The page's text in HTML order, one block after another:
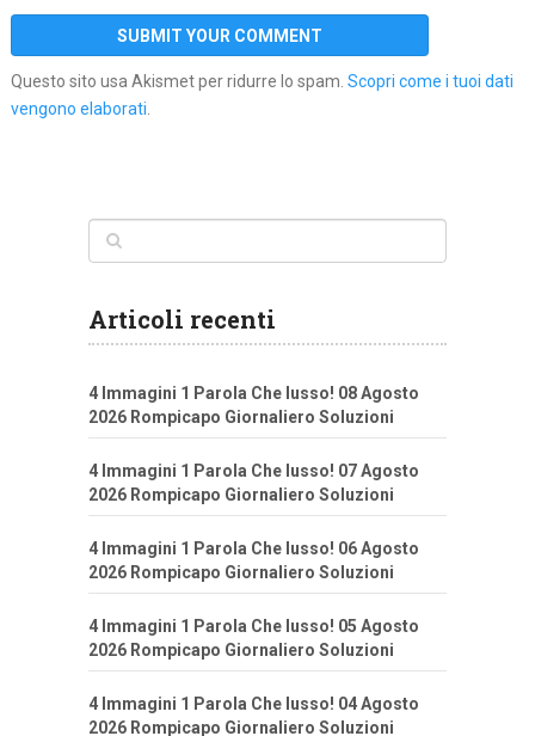
Questo sito usa Akismet per ridurre lo spam. Scopri come i tuoi dati
vengono elaborati.
Articoli recenti
4 Immagini 1 Parola Che lusso! 08 Agosto
2026 Rompicapo Giornaliero Soluzioni
4 Immagini 1 Parola Che lusso! 07 Agosto
2026 Rompicapo Giornaliero Soluzioni
4 Immagini 1 Parola Che lusso! 06 Agosto
2026 Rompicapo Giornaliero Soluzioni
4 Immagini 1 Parola Che lusso! 05 Agosto
2026 Rompicapo Giornaliero Soluzioni
4 Immagini 1 Parola Che lusso! 04 Agosto
2026 Rompicapo Giornaliero Soluzioni